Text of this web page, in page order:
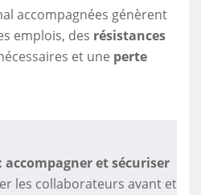
accompagnées génèrent
emplois, des résistances
et une perte
accompagner et sécuriser
les collaborateurs avant et